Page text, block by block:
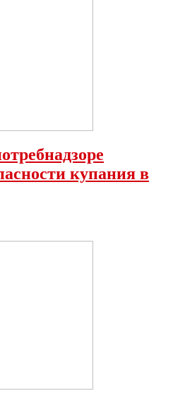
купания в